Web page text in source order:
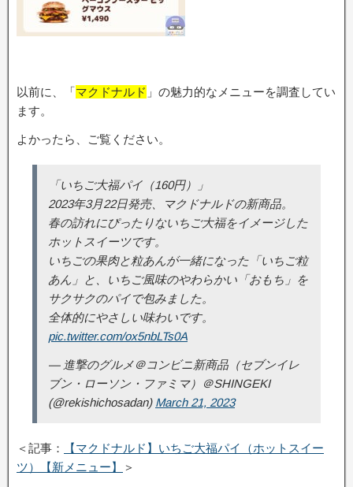
以前に、「マクドナルド 」の魅力的なメニューを調査してい
ます。
よかったら、ご覧ください。
「いちご大福パイ（160円）」
2023年3月22日発売、マクドナルドの新商品。
春の訪れにぴったりないちご大福をイメージした
ホットスイーツです。
いちごの果肉と粒あんが一緒になった「いちご粒
あん」と、いちご風味のやわらかい「おもち」を
サクサクのパイで包みました。
全体的にやさしい味わいです。
pic.twitter.com/ox5nbLTs0A
— 進撃のグルメ＠コンビニ新商品（セブンイレ
ブン・ローソン・ファミマ）＠SHINGEKI
(@rekishichosadan) March 21, 2023
＜記事：
【マクドナルド】いちご大福パイ（ホットスイー
ツ）【新メニュー】
＞